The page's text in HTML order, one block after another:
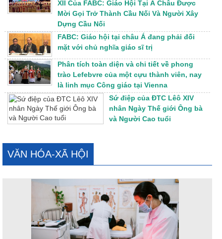
XII Của FABC: Giáo Hội Tại Á Châu Được
Mời Gọi Trở Thành Cầu Nối Và Người Xây
Dựng Cầu Nối
FABC: Giáo hội tại châu Á đang phải đối
mặt với chủ nghĩa giáo sĩ trị
Phân tích toàn diện và chi tiết về phong
trào Lefebvre của một cựu thành viên, nay
là linh mục Công giáo tại Vienna
Sứ điệp của ĐTC Lêô XIV
nhân Ngày Thế giới Ông bà
và Người Cao tuổi
VĂN HÓA-XÃ HỘI